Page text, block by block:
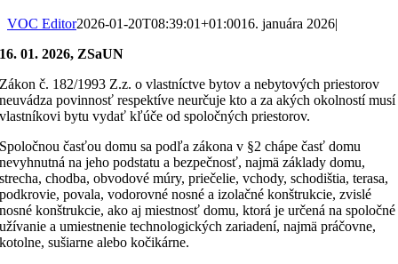
VOC Editor2026-01-20T08:39:01+01:0016. januára 2026|
16. 01. 2026, ZSaUN
Zákon č. 182/1993 Z.z. o vlastníctve bytov a nebytových priestorov
neuvádza povinnosť respektíve neurčuje kto a za akých okolností musí
vlastníkovi bytu vydať kľúče od spoločných priestorov.
Spoločnou časťou domu sa podľa zákona v §2 chápe časť domu
nevyhnutná na jeho podstatu a bezpečnosť, najmä základy domu,
strecha, chodba, obvodové múry, priečelie, vchody, schodištia, terasa,
podkrovie, povala, vodorovné nosné a izolačné konštrukcie, zvislé
nosné konštrukcie, ako aj miestnosť domu, ktorá je určená na spoločné
užívanie a umiestnenie technologických zariadení, najmä práčovne,
kotolne, sušiarne alebo kočikárne.